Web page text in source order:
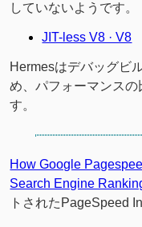
していないようです。
JIT-less V8 · V8
Hermesはデバッグビ
め、パフォーマンス
す。
How Google
Search Engine
トされたPageSpeed